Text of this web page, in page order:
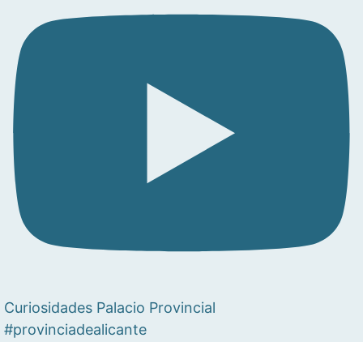
Curiosidades Palacio Provincial
#provinciadealicante